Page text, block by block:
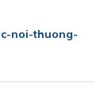
noi-thuong-